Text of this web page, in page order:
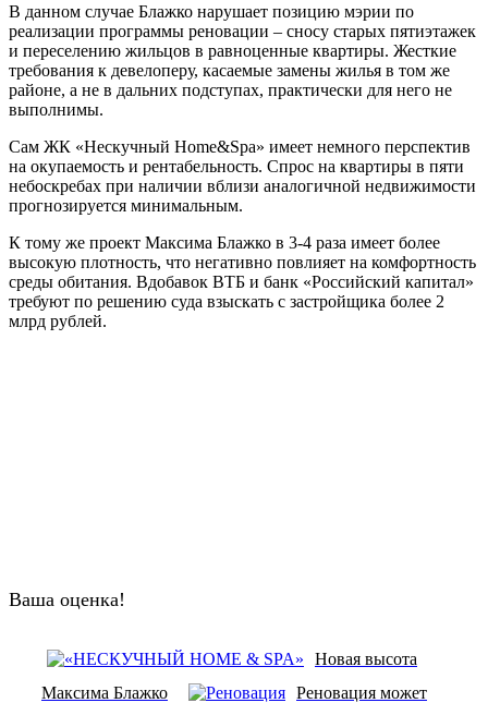
В данном случае Блажко нарушает позицию мэрии по
реализации программы реновации – сносу старых пятиэтажек
и переселению жильцов в равноценные квартиры. Жесткие
требования к девелоперу, касаемые замены жилья в том же
районе, а не в дальних подступах, практически для него не
выполнимы.
Сам ЖК «Нескучный Home&Spa» имеет немного перспектив
на окупаемость и рентабельность. Спрос на квартиры в пяти
небоскребах при наличии вблизи аналогичной недвижимости
прогнозируется минимальным.
К тому же проект Максима Блажко в 3-4 раза имеет более
высокую плотность, что негативно повлияет на комфортность
среды обитания. Вдобавок ВТБ и банк «Российский капитал»
требуют по решению суда взыскать с застройщика более 2
млрд рублей.
Ваша оценка!
Новая высота
Максима Блажко
Реновация может